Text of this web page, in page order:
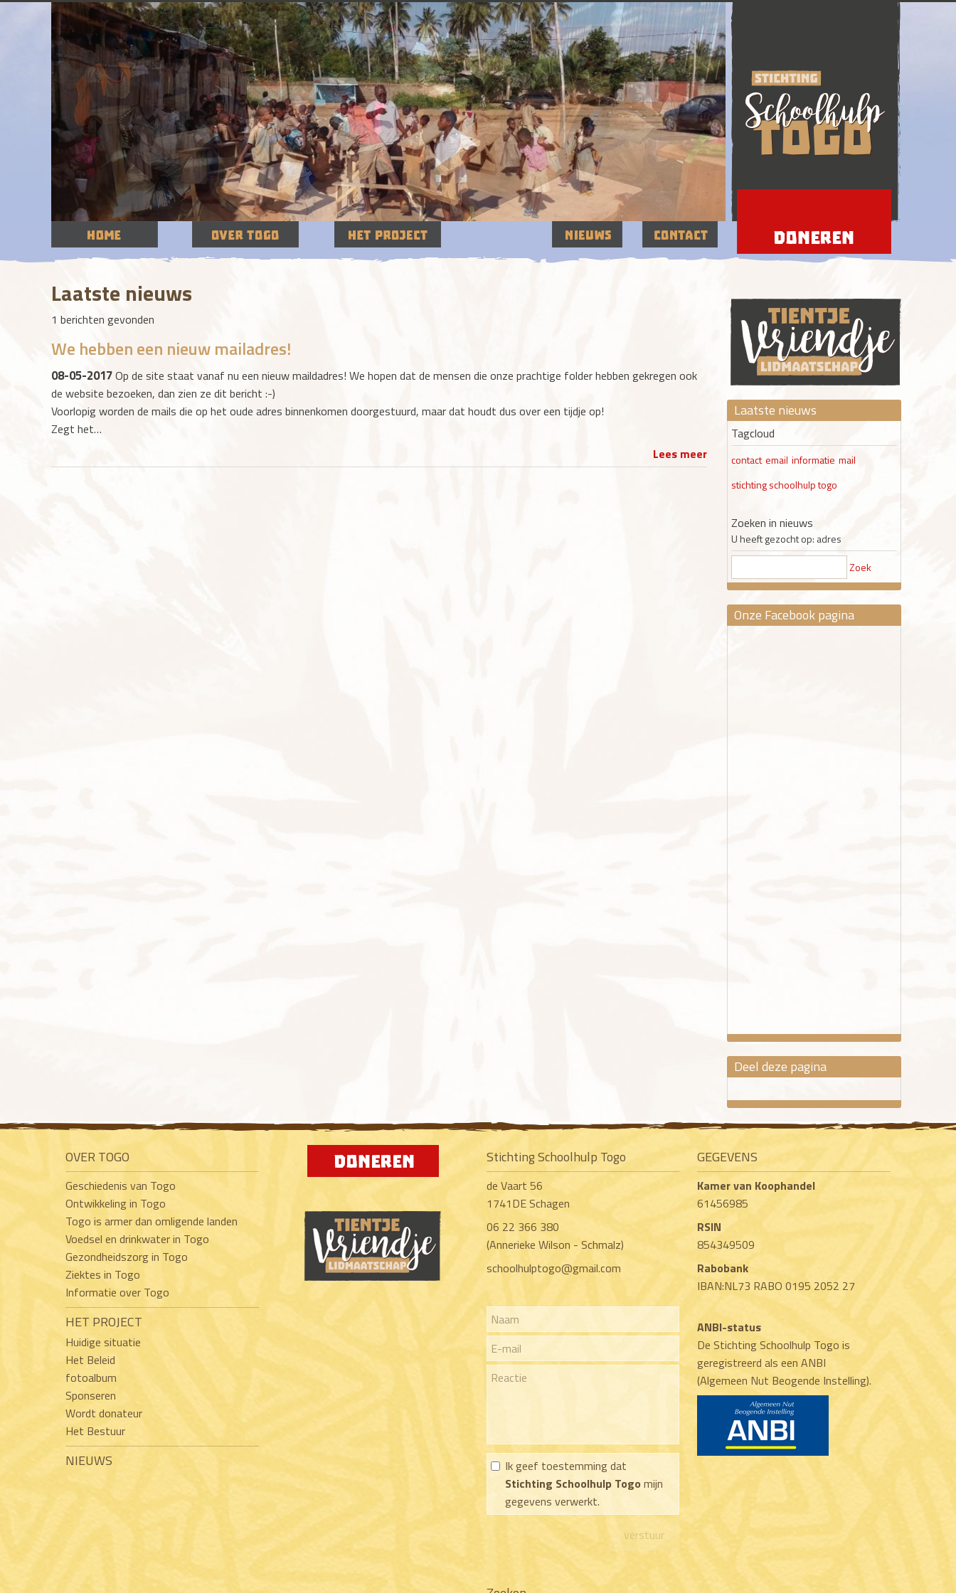
Laatste nieuws
1 berichten gevonden
We hebben een nieuw mailadres!
08-05-2017Op de site staat vanaf nu een nieuw maildadres! We hopen dat de mensen die onze prachtige folder hebben gekregen ook
de website bezoeken, dan zien ze dit bericht :-)
Voorlopig worden de mails die op het oude adres binnenkomen doorgestuurd, maar dat houdt dus over een tijdje op!
Zegt het…
Lees meer
Laatste nieuws
Tagcloud
contact email informatie mail
stichting schoolhulp togo
Zoeken in nieuws
U heeft gezocht op: adres
Zoek
Onze Facebook pagina
Deel deze pagina
OVER TOGO
Geschiedenis van Togo
Ontwikkeling in Togo
Togo is armer dan omligende landen
Voedsel en drinkwater in Togo
Gezondheidszorg in Togo
Ziektes in Togo
Informatie over Togo
HET PROJECT
Huidige situatie
Het Beleid
fotoalbum
Sponseren
Wordt donateur
Het Bestuur
NIEUWS
Stichting Schoolhulp Togo
de Vaart 56
1741DE Schagen
06 22 366 380
(Annerieke Wilson - Schmalz)
schoolhulptogo@gmail.com
Ik geef toestemming dat
Stichting Schoolhulp Togo mijn
gegevens verwerkt.
GEGEVENS
Kamer van Koophandel
61456985
RSIN
854349509
Rabobank
IBAN:NL73 RABO 0195 2052 27
ANBI-status
De Stichting Schoolhulp Togo is
geregistreerd als een ANBI
(Algemeen Nut Beogende Instelling).